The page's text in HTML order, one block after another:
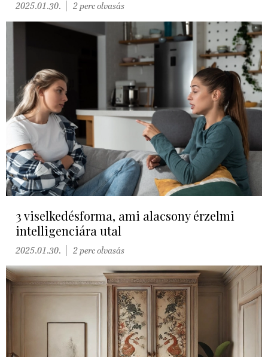
2025.01.30. 2 perc olvasás
3 viselkedésforma, ami alacsony érzelmi
intelligenciára utal
2025.01.30. 2 perc olvasás